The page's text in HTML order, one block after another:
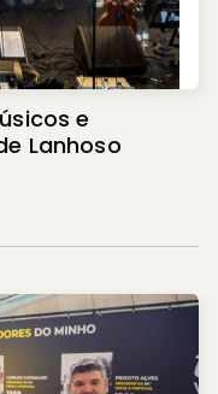
e
Lanhoso